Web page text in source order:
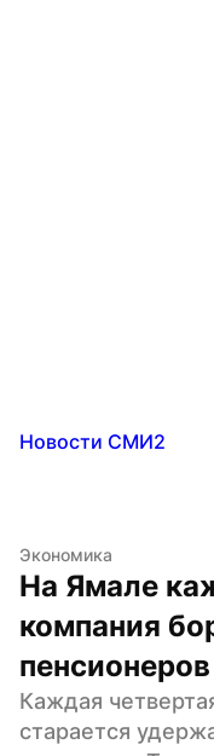
Новости СМИ2
Экономика
На Ямале
компания
Каждая
старается